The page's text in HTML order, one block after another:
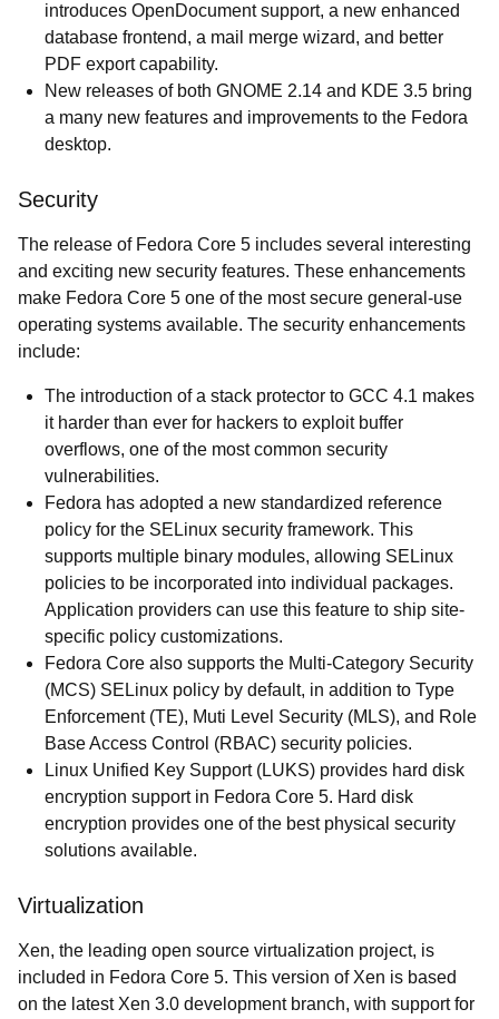
introduces OpenDocument support, a new enhanced
database frontend, a mail merge wizard, and better
PDF export capability.
New releases of both GNOME 2.14 and KDE 3.5 bring
a many new features and improvements to the Fedora
desktop.
Security
The release of Fedora Core 5 includes several interesting
and exciting new security features. These enhancements
make Fedora Core 5 one of the most secure general-use
operating systems available. The security enhancements
include:
The introduction of a stack protector to GCC 4.1 makes
it harder than ever for hackers to exploit buffer
overflows, one of the most common security
vulnerabilities.
Fedora has adopted a new standardized reference
policy for the SELinux security framework. This
supports multiple binary modules, allowing SELinux
policies to be incorporated into individual packages.
Application providers can use this feature to ship site-
specific policy customizations.
Fedora Core also supports the Multi-Category Security
(MCS) SELinux policy by default, in addition to Type
Enforcement (TE), Muti Level Security (MLS), and Role
Base Access Control (RBAC) security policies.
Linux Unified Key Support (LUKS) provides hard disk
encryption support in Fedora Core 5. Hard disk
encryption provides one of the best physical security
solutions available.
Virtualization
Xen, the leading open source virtualization project, is
included in Fedora Core 5. This version of Xen is based
on the latest Xen 3.0 development branch, with support for